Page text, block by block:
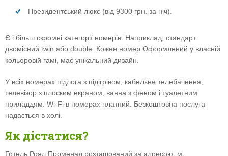
Президентський люкс (від 9300 грн. за ніч).
Є і більш скромні категорії номерів. Наприклад, стандарт
двомісний twin або double. Кожен номер Оформлений у власній
кольоровій гамі, має унікальний дизайн.
У всіх номерах підлога з підігрівом, кабельне телебачення,
телевізор з плоским екраном, ванна з феном і туалетним
приладдям. Wi-Fi в номерах платний. Безкоштовна послуга
надається в холі.
Як дістатися?
Готель Роял Променад розташований за адресою: м.